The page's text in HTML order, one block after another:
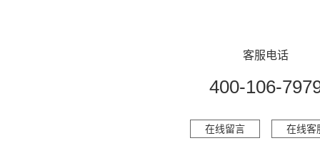
客服电话
400-106-
在线留言 在线客